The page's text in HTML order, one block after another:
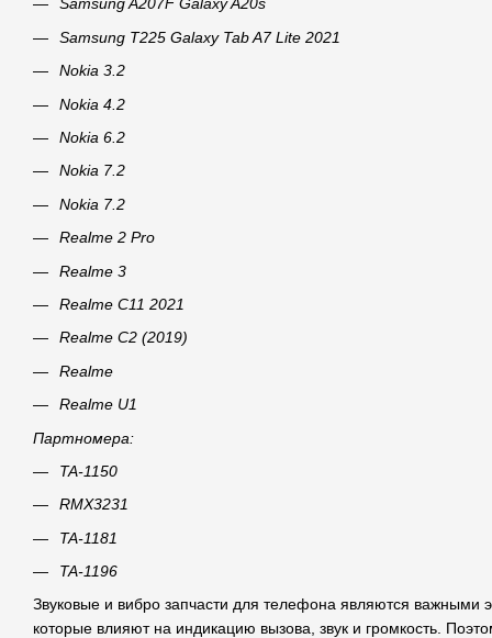
Samsung A207F Galaxy A20s
Samsung T225 Galaxy Tab A7 Lite 2021
Nokia 3.2
Nokia 4.2
Nokia 6.2
Nokia 7.2
Nokia 7.2
Realme 2 Pro
Realme 3
Realme C11 2021
Realme C2 (2019)
Realme
Realme U1
Партномера:
TA-1150
RMX3231
TA-1181
TA-1196
Звуковые и вибро запчасти для телефона являются важными
которые влияют на индикацию вызова, звук и громкость.